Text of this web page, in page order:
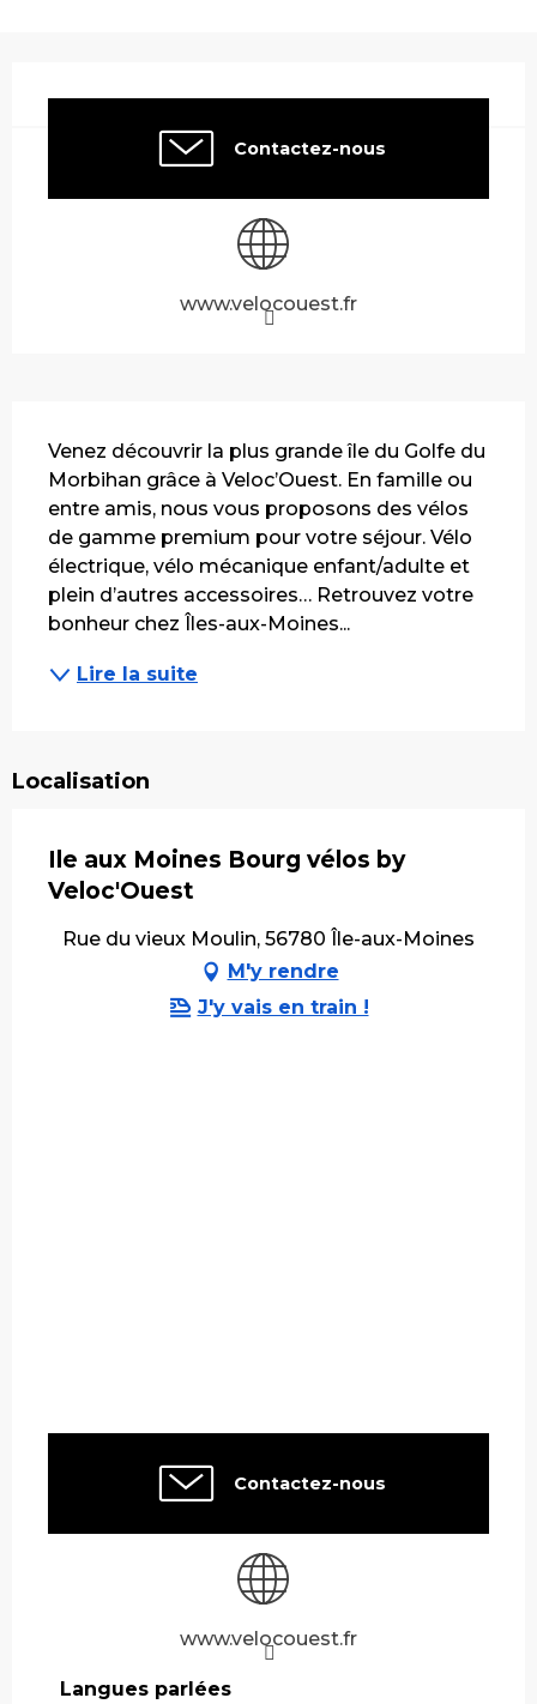
Contactez-nous
www.velocouest.fr
Venez découvrir la plus grande île du Golfe du
Morbihan grâce à Veloc’Ouest. En famille ou
entre amis, nous vous proposons des vélos
de gamme premium pour votre séjour. Vélo
électrique, vélo mécanique enfant/adulte et
plein d’autres accessoires… Retrouvez votre
bonheur chez Îles-aux-Moines...
Lire la suite
Localisation
Ile aux Moines Bourg vélos by
Veloc'Ouest
Rue du vieux Moulin, 56780 Île-aux-Moines
M'y rendre
J'y vais en train !
Contactez-nous
www.velocouest.fr
Langues parlées
Langues parlées